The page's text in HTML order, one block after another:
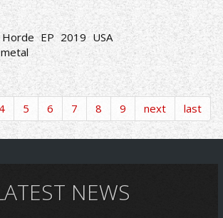
Horde EP 2019 USA
4 5 6 7 8 9 next last
NEWS